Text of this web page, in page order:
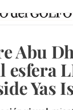
Abu
esfera
Yas